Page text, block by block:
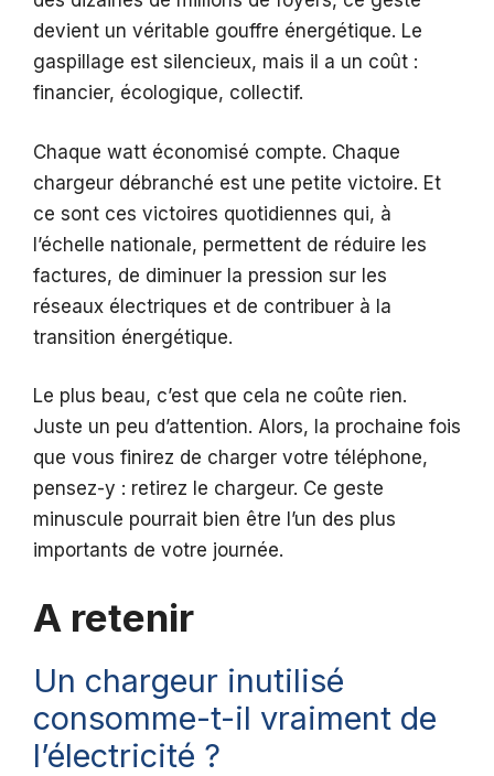
devient un véritable gouffre énergétique. Le
gaspillage est silencieux, mais il a un coût :
financier, écologique, collectif.
Chaque watt économisé compte. Chaque
chargeur débranché est une petite victoire. Et
ce sont ces victoires quotidiennes qui, à
l’échelle nationale, permettent de réduire les
factures, de diminuer la pression sur les
réseaux électriques et de contribuer à la
transition énergétique.
Le plus beau, c’est que cela ne coûte rien.
Juste un peu d’attention. Alors, la prochaine fois
que vous finirez de charger votre téléphone,
pensez-y : retirez le chargeur. Ce geste
minuscule pourrait bien être l’un des plus
importants de votre journée.
A retenir
Un chargeur inutilisé
consomme-t-il vraiment de
l’électricité ?